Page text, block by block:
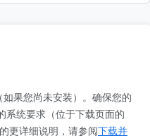
（如果您尚未安装）。确保您的
统要求（位于下载页面的
更详细说明，请参阅下载并